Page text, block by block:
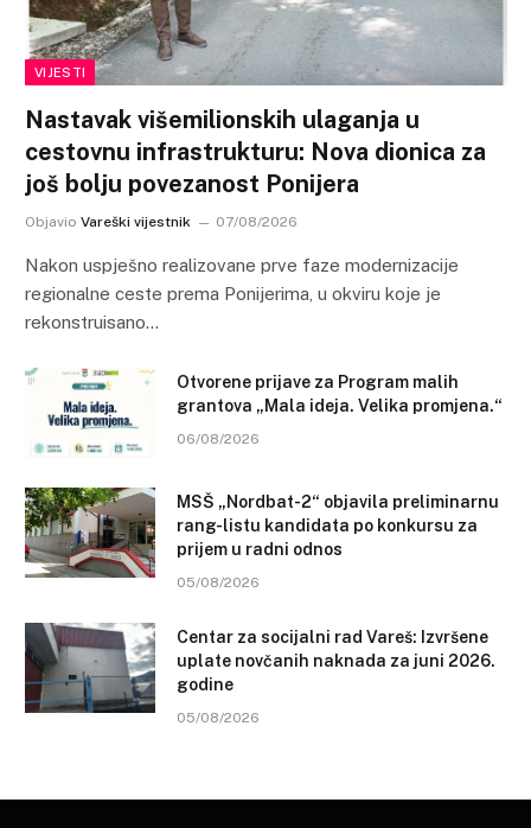
VIJESTI
Nastavak višemilionskih ulaganja u
cestovnu infrastrukturu: Nova dionica za
još bolju povezanost Ponijera
Objavio Vareški vijestnik 07/08/2026
Nakon uspješno realizovane prve faze modernizacije
regionalne ceste prema Ponijerima, u okviru koje je
rekonstruisano…
Otvorene prijave za Program malih
grantova „Mala ideja. Velika promjena.“
06/08/2026
MSŠ „Nordbat-2“ objavila preliminarnu
rang-listu kandidata po konkursu za
prijem u radni odnos
05/08/2026
Centar za socijalni rad Vareš: Izvršene
uplate novčanih naknada za juni 2026.
godine
05/08/2026